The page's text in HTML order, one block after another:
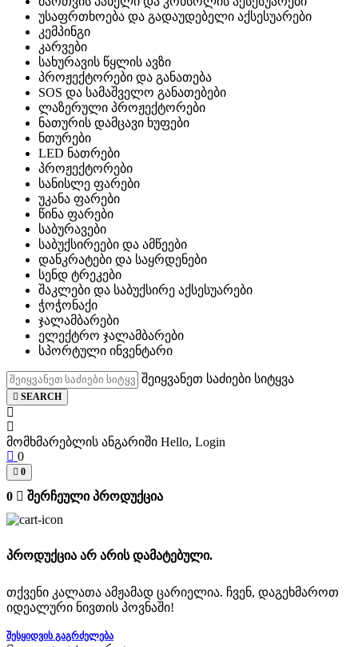
უსაფრთხოება და გადაუდებელი აქსესუარები
კემპინგი
კარვები
სახურავის წყლის ავზი
პროჟექტორები და განათება
SOS და სამაშველო განათებები
ლაზერული პროჟექტორები
ნათურის დამცავი ხუფები
ნთურები
LED ნათრები
პროჟექტორები
სანისლე ფარები
უკანა ფარები
წინა ფარები
საბურავები
საბუქსირეები და ამწეები
დანკრატები და საყრდენები
სენდ ტრეკები
შაკლები და საბუქსირე აქსესუარები
ჭოჭონაქი
ჯალამბარები
ელექტრო ჯალამბარები
სპორტული ინვენტარი
შეიყვანეთ საძიები სიტყვა
SEARCH
მომხმარებლის ანგარიში Hello, Login
0
0
0 შერჩეული პროდუქცია
პროდუქცია არ არის დამატებული.
თქვენი კალათა ამჟამად ცარიელია. ჩვენ, დაგეხმაროთ
იდეალური ნივთის პოვნაში!
ᲨᲔᲡᲧᲘᲓᲕᲘᲡ ᲒᲐᲒᲠᲫᲔᲚᲔᲑᲐ